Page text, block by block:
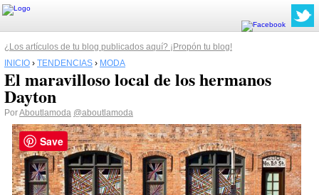
¿Los artículos de tu blog publicados aquí? ¡Propón tu blog!
INICIO › TENDENCIAS › MODA
El maravilloso local de los hermanos
Dayton
PorAboutlamoda @aboutlamoda
Save